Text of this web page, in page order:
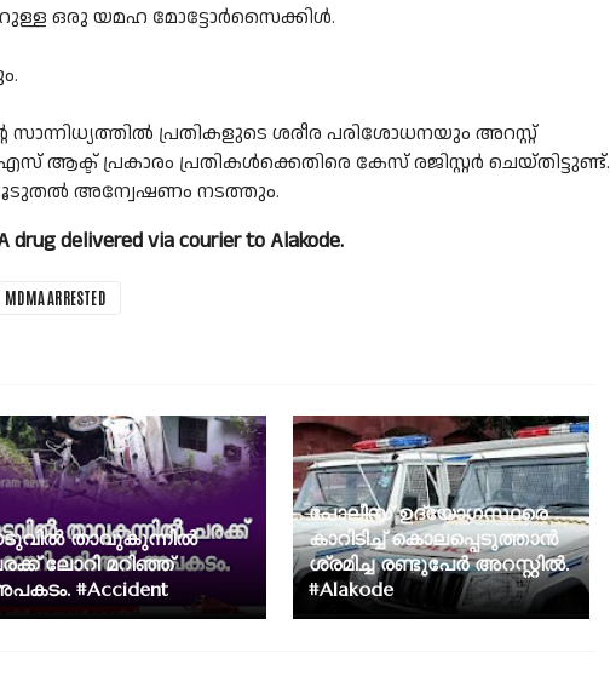
നമ്പറുള്ള ഒരു യമഹ മോട്ടോർസൈക്കിൾ.
പ്രതികളുടെ ശരീര പരിശോധനയും അറസ്റ്റ്
ആക്ട് പ്രകാരം പ്രതികൾക്കെതിരെ കേസ് രജിസ്റ്റർ ചെയ്തിട്ടുണ്ട്.
അന്വേഷണം നടത്തും.
delivered via courier to Alakode.
MDMA ARRESTED
താവുകുന്നിൽ
ലോറി മറിഞ്ഞ്
#Accident
പോലീസ് ഉദ്യോഗസ്ഥരെ
കാറിടിച്ച് കൊലപ്പെടുത്താൻ
ശ്രമിച്ച രണ്ടുപേർ അറസ്റ്റിൽ.
#Alakode